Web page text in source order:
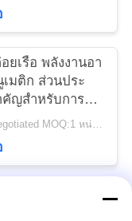
ยเรือ พลังงานอา
มติก ส่วนประ
คัญสําหรับการ
ะลากเรือ
To be negotiated MOQ:1 หน่วย